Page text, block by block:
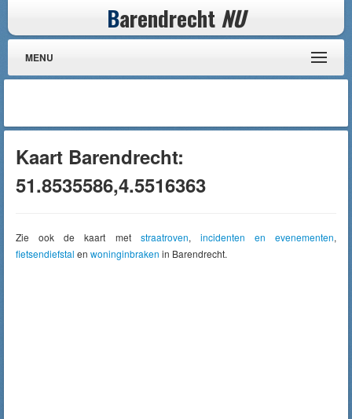
Barendrecht NU
MENU
Kaart Barendrecht:
51.8535586,4.5516363
Zie ook de kaart met straatroven, incidenten en evenementen,
fietsendiefstal en woninginbraken in Barendrecht.